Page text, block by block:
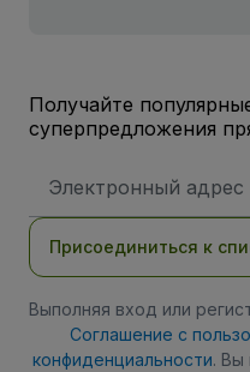
Получайте
суперпредложения
электронной
Присоединиться к
Выполняя вход или
Соглашение с
конфиденциальности. Вы